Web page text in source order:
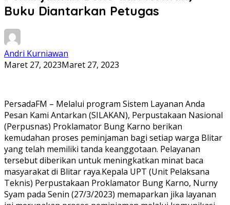
Buku Diantarkan Petugas
Andri Kurniawan
Maret 27, 2023Maret 27, 2023
PersadaFM – Melalui program Sistem Layanan Anda
Pesan Kami Antarkan (SILAKAN), Perpustakaan Nasional
(Perpusnas) Proklamator Bung Karno berikan
kemudahan proses peminjaman bagi setiap warga Blitar
yang telah memiliki tanda keanggotaan. Pelayanan
tersebut diberikan untuk meningkatkan minat baca
masyarakat di Blitar raya.Kepala UPT (Unit Pelaksana
Teknis) Perpustakaan Proklamator Bung Karno, Nurny
Syam pada Senin (27/3/2023) memaparkan jika layanan